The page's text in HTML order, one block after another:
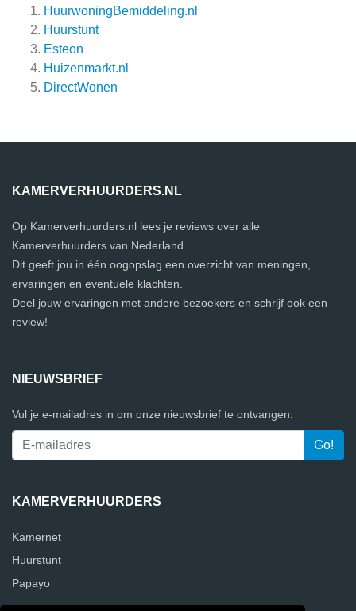
HuurwoningBemiddeling.nl
Huurstunt
Esteon
Huizenmarkt.nl
DirectWonen
KAMERVERHUURDERS.NL
Op Kamerverhuurders.nl lees je reviews over alle
Kamerverhuurders van Nederland.
Dit geeft jou in één oogopslag een overzicht van meningen,
ervaringen en eventuele klachten.
Deel jouw ervaringen met andere bezoekers en schrijf ook een
review!
NIEUWSBRIEF
Vul je e-mailadres in om onze nieuwsbrief te ontvangen.
KAMERVERHUURDERS
Kamernet
Huurstunt
Papayo